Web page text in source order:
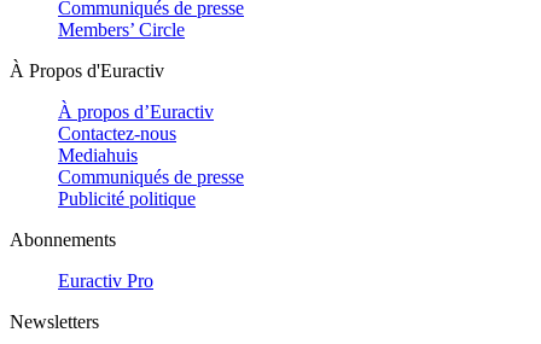
Communiqués de presse
Members’ Circle
À Propos d'Euractiv
À propos d’Euractiv
Contactez-nous
Mediahuis
Communiqués de presse
Publicité politique
Abonnements
Euractiv Pro
Newsletters